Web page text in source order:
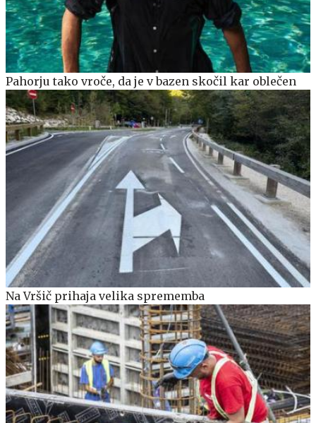
Pahorju tako vroče, da je v bazen skočil kar oblečen
Na Vršič prihaja velika sprememba